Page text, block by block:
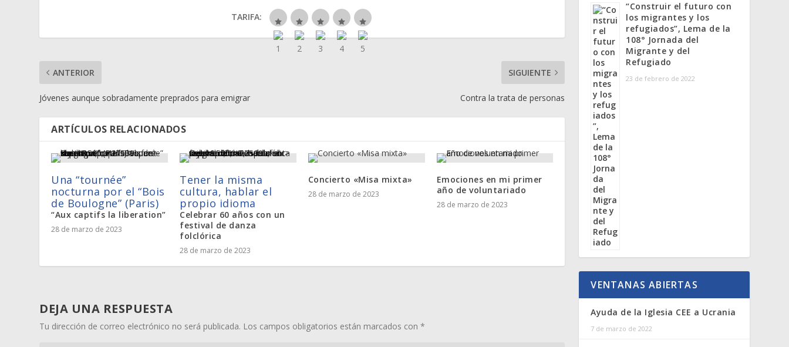
TARIFA:
ANTERIOR
Jóvenes aunque sobradamente preprados para emigrar
SIGUIENTE
Contra la trata de personas
ARTÍCULOS RELACIONADOS
Una “tournée”
nocturna por el “Bois
de Boulogne” (Paris)
“Aux captifs la liberation”
28 de marzo de 2023
Tener la misma
cultura, hablar el
propio idioma
Celebrar 60 años con un
festival de danza
folclórica
28 de marzo de 2023
Concierto «Misa mixta»
28 de marzo de 2023
Emociones en mi primer
año de voluntariado
28 de marzo de 2023
DEJA UNA RESPUESTA
Tu dirección de correo electrónico no será publicada. Los campos obligatorios están marcados con*
“Construir el futuro con
los migrantes y los
refugiados”, Lema de la
108° Jornada del
Migrante y del
Refugiado
23 de febrero de 2022
VENTANAS ABIERTAS
Ayuda de la Iglesia CEE a Ucrania
7 de marzo de 2022